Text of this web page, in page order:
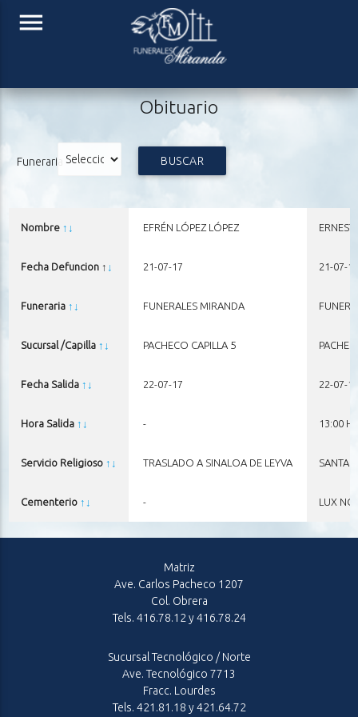
menu
Obituario
Funeraria BUSCAR
Nombre ↑ ↓
Fecha Defuncion ↑ ↓
Funeraria ↑ ↓
Sucursal /Capilla ↑ ↓
Fecha Salida ↑ ↓
Hora Salida ↑ ↓
Servicio Religioso ↑ ↓
Cementerio ↑ ↓
EFRÉN LÓPEZ LÓPEZ
21-07-17
FUNERALES MIRANDA
PACHECO CAPILLA 5
22-07-17
-
TRASLADO A SINALOA DE LEYVA
-
21-07-17
22-07-17
13:00
SANTA
LUX
Matriz
Ave. Carlos Pacheco 1207
Col. Obrera
Tels. 416.78.12 y 416.78.24
Sucursal Tecnológico / Norte
Ave. Tecnológico 7713
Fracc. Lourdes
Tels. 421.81.18 y 421.64.72